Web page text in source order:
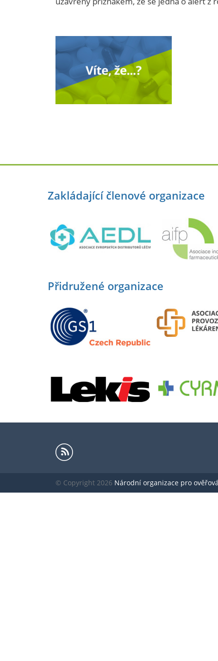
Zakládající členové organizace
Přidružené organizace
© Copyright 2026 Národní organizace pro